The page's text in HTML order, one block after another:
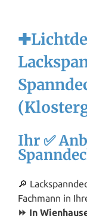
Ihr ✅
🔎
Fachmann in
⏩ In